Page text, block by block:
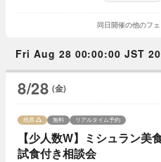
同日開催の他のフ
Fri Aug 28 00:00:00 JST
8/28 (金)
【少人数W】ミシュラン
試食付き相談会
残席 無料 リアルタイム予約